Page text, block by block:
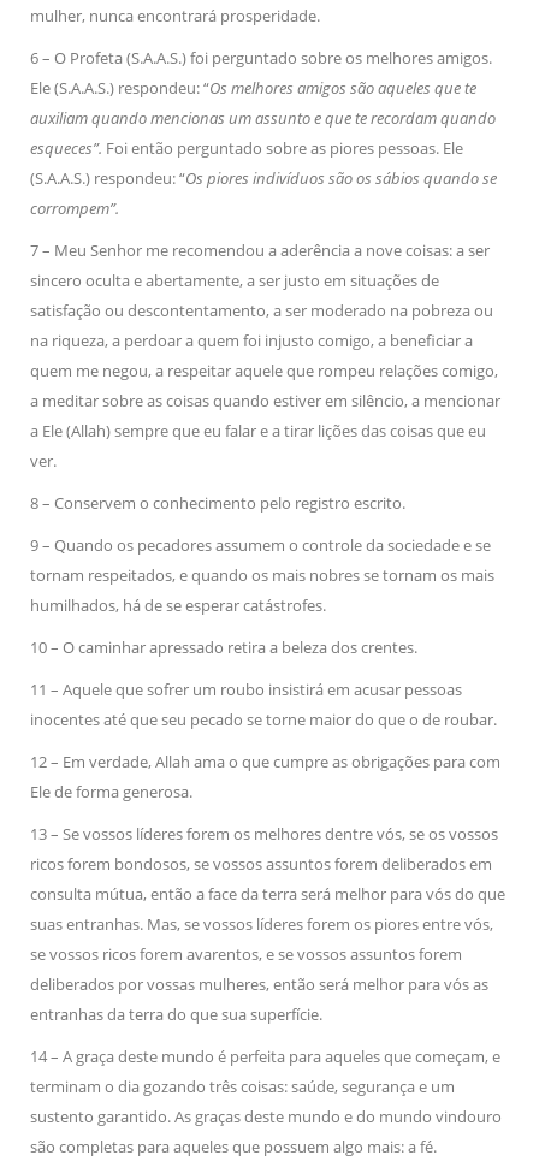
mulher, nunca encontrará prosperidade.
6 – O Profeta (S.A.A.S.) foi perguntado sobre os melhores amigos.
Ele (S.A.A.S.) respondeu: “Os melhores amigos são aqueles que te
auxiliam quando mencionas um assunto e que te recordam quando
esqueces”. Foi então perguntado sobre as piores pessoas. Ele
(S.A.A.S.) respondeu: “Os piores indivíduos são os sábios quando se
corrompem”.
7 – Meu Senhor me recomendou a aderência a nove coisas: a ser
sincero oculta e abertamente, a ser justo em situações de
satisfação ou descontentamento, a ser moderado na pobreza ou
na riqueza, a perdoar a quem foi injusto comigo, a beneficiar a
quem me negou, a respeitar aquele que rompeu relações comigo,
a meditar sobre as coisas quando estiver em silêncio, a mencionar
a Ele (Allah) sempre que eu falar e a tirar lições das coisas que eu
ver.
8 – Conservem o conhecimento pelo registro escrito.
9 – Quando os pecadores assumem o controle da sociedade e se
tornam respeitados, e quando os mais nobres se tornam os mais
humilhados, há de se esperar catástrofes.
10 – O caminhar apressado retira a beleza dos crentes.
11 – Aquele que sofrer um roubo insistirá em acusar pessoas
inocentes até que seu pecado se torne maior do que o de roubar.
12 – Em verdade, Allah ama o que cumpre as obrigações para com
Ele de forma generosa.
13 – Se vossos líderes forem os melhores dentre vós, se os vossos
ricos forem bondosos, se vossos assuntos forem deliberados em
consulta mútua, então a face da terra será melhor para vós do que
suas entranhas. Mas, se vossos líderes forem os piores entre vós,
se vossos ricos forem avarentos, e se vossos assuntos forem
deliberados por vossas mulheres, então será melhor para vós as
entranhas da terra do que sua superfície.
14 – A graça deste mundo é perfeita para aqueles que começam, e
terminam o dia gozando três coisas: saúde, segurança e um
sustento garantido. As graças deste mundo e do mundo vindouro
são completas para aqueles que possuem algo mais: a fé.